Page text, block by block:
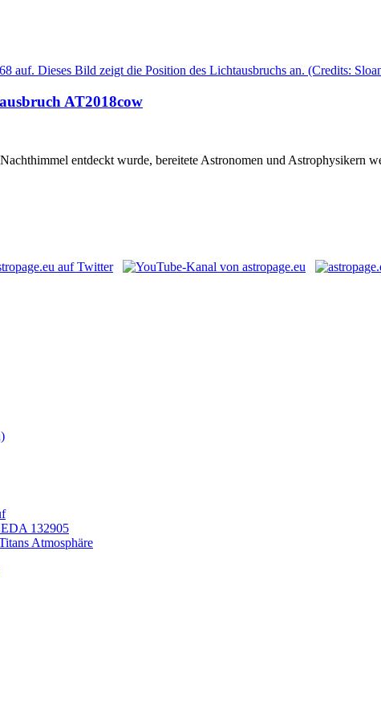
AT2018cow
entdeckt wurde, bereitete Astronomen und Astrophysikern
132905
Atmosphäre